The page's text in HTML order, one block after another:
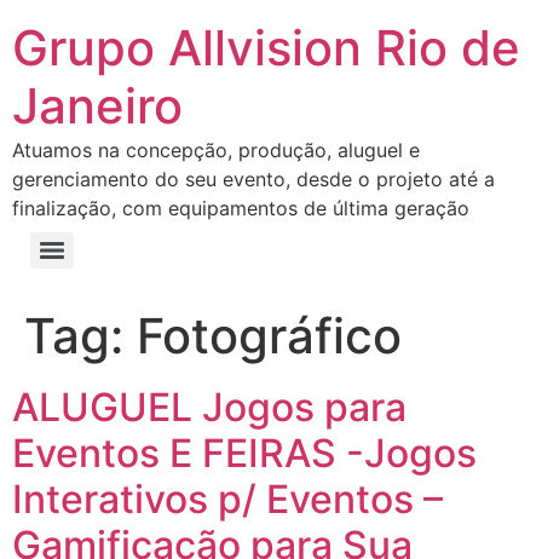
Grupo Allvision Rio de
Janeiro
Atuamos na concepção, produção, aluguel e
gerenciamento do seu evento, desde o projeto até a
finalização, com equipamentos de última geração
Tag: Fotográfico
ALUGUEL Jogos para
Eventos E FEIRAS -Jogos
Interativos p/ Eventos –
Gamificação para Sua